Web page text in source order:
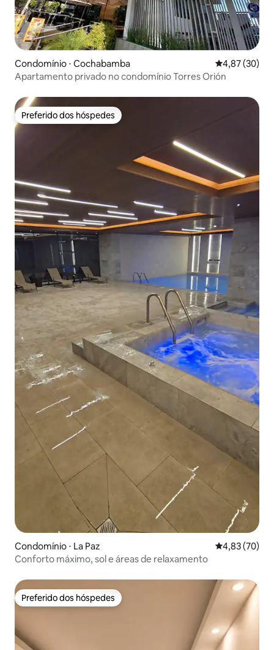
Condomínio ⋅ Cochabamba 4,87 de uma
4,87 (30)
Apartamento privado no condomínio Torres Orión
Preferido dos hóspedes
Preferido dos hóspedes
Condomínio ⋅ La Paz 4,83 de uma
4,83 (70)
Conforto máximo, sol e áreas de relaxamento
Preferido dos hóspedes
Preferido dos hóspedes